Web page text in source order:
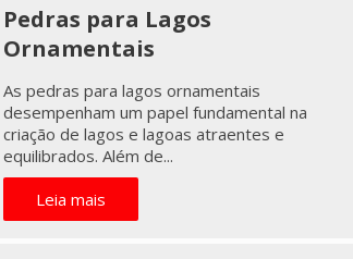
Pedras para Lagos
Ornamentais
As pedras para lagos ornamentais
desempenham um papel fundamental na
criação de lagos e lagoas atraentes e
equilibrados. Além de...
Leia mais